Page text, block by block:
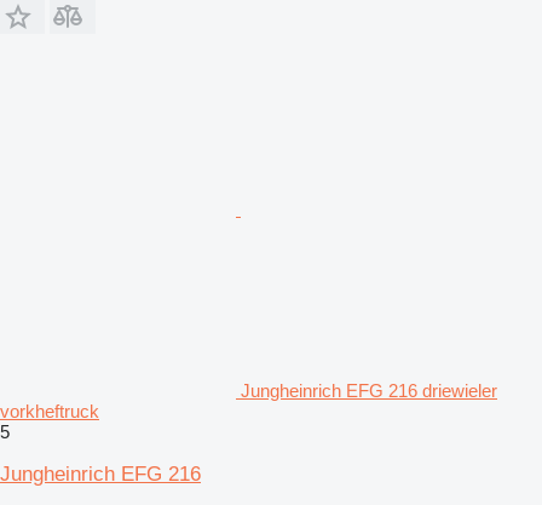
Jungheinrich EFG 216 driewieler
vorkheftruck
5
Jungheinrich EFG 216